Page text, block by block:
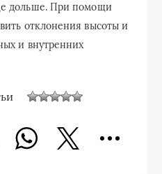
дольше. При помощи
отклонения высоты и
и внутренних